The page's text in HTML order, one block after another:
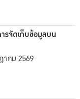
รจัดเก็บข้อมูลบน
าคม 2569